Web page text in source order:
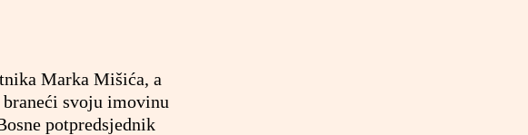
Marka Mišića, a
svoju imovinu
potpredsjednik